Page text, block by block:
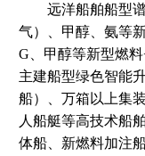
远洋船舶船型谱
气）、甲醇、氨等
G、甲醇等新型燃
主建船型绿色智能
船）、万箱以上集
人船艇等高技术船
体船、新燃料加注